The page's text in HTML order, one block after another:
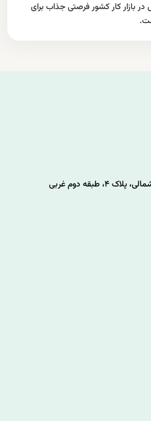
بازار کار کشور فرصتی جذاب برای
طبقه دوم غربی